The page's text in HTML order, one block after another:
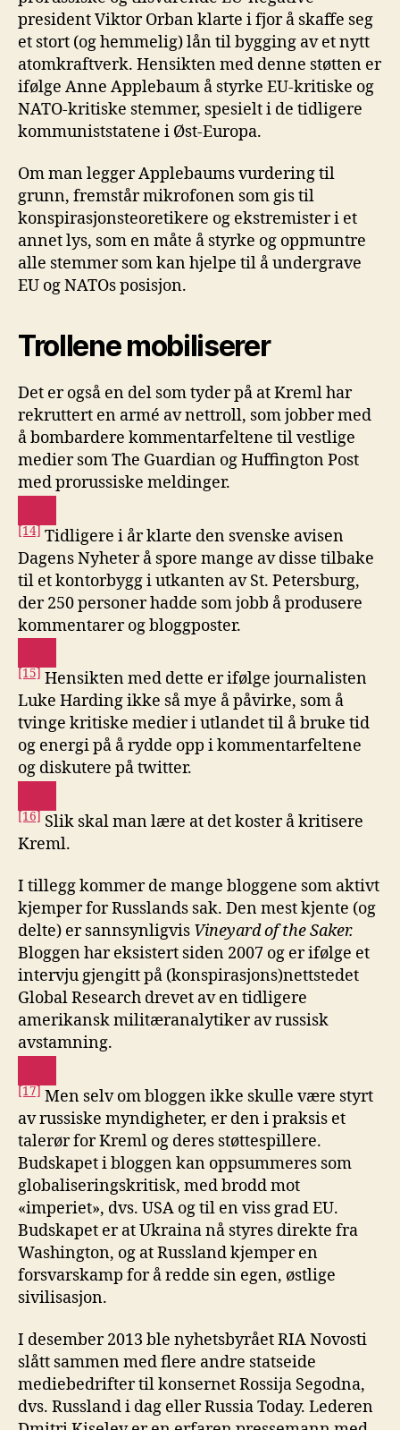
president Viktor Orban klarte i fjor å skaffe seg
et stort (og hemmelig) lån til bygging av et nytt
atomkraftverk. Hensikten med denne støtten er
ifølge Anne Applebaum å styrke EU-kritiske og
NATO-kritiske stemmer, spesielt i de tidligere
kommuniststatene i Øst-Europa.
Om man legger Applebaums vurdering til
grunn, fremstår mikrofonen som gis til
konspirasjonsteoretikere og ekstremister i et
annet lys, som en måte å styrke og oppmuntre
alle stemmer som kan hjelpe til å undergrave
EU og NATOs posisjon.
Trollenemobiliserer
Det er også en del som tyder på at Kreml har
rekruttert en armé av nettroll, som jobber med
å bombardere kommentarfeltene til vestlige
medier som The Guardian og Huffington Post
med prorussiske meldinger.
[14] Tidligere i år klarte den svenske avisen
Dagens Nyheter å spore mange av disse tilbake
til et kontorbygg i utkanten av St. Petersburg,
der 250 personer hadde som jobb å produsere
kommentarer og bloggposter.
[15] Hensikten med dette er ifølge journalisten
Luke Harding ikke så mye å påvirke, som å
tvinge kritiske medier i utlandet til å bruke tid
og energi på å rydde opp i kommentarfeltene
og diskutere på twitter.
[16] Slik skal man lære at det koster å kritisere
Kreml.
I tillegg kommer de mange bloggene som aktivt
kjemper for Russlands sak. Den mest kjente (og
delte) er sannsynligvis Vineyardof theSaker.
Bloggen har eksistert siden 2007 og er ifølge et
intervju gjengitt på (konspirasjons)nettstedet
Global Research drevet av en tidligere
amerikansk militæranalytiker av russisk
avstamning.
[17] Men selv om bloggen ikke skulle være styrt
av russiske myndigheter, er den i praksis et
talerør for Kreml og deres støttespillere.
Budskapet i bloggen kan oppsummeres som
globaliseringskritisk, med brodd mot
«imperiet», dvs. USA og til en viss grad EU.
Budskapet er at Ukraina nå styres direkte fra
Washington, og at Russland kjemper en
forsvarskamp for å redde sin egen, østlige
sivilisasjon.
I desember 2013 ble nyhetsbyrået RIA Novosti
slått sammen med flere andre statseide
mediebedrifter til konsernet Rossija Segodna,
dvs. Russland i dag eller Russia Today. Lederen